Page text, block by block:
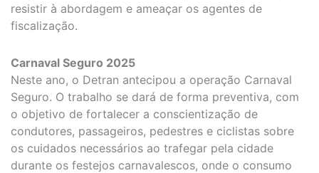
resistir à abordagem e ameaçar os agentes de
fiscalização.
Carnaval Seguro 2025
Neste ano, o Detran antecipou a operação Carnaval
Seguro. O trabalho se dará de forma preventiva, com
o objetivo de fortalecer a conscientização de
condutores, passageiros, pedestres e ciclistas sobre
os cuidados necessários ao trafegar pela cidade
durante os festejos carnavalescos, onde o consumo